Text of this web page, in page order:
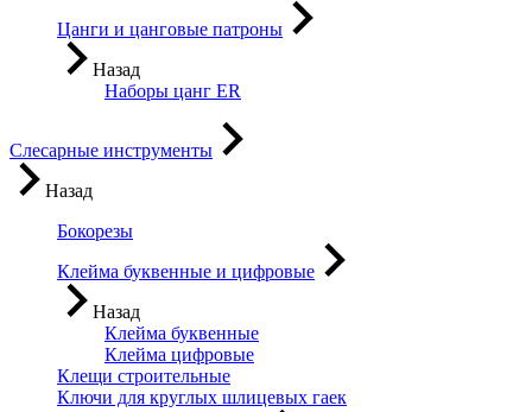
Цанги и цанговые патроны
Назад
Наборы цанг ER
Слесарные инструменты
Назад
Бокорезы
Клейма буквенные и цифровые
Назад
Клейма буквенные
Клейма цифровые
Клещи строительные
Ключи для круглых шлицевых гаек